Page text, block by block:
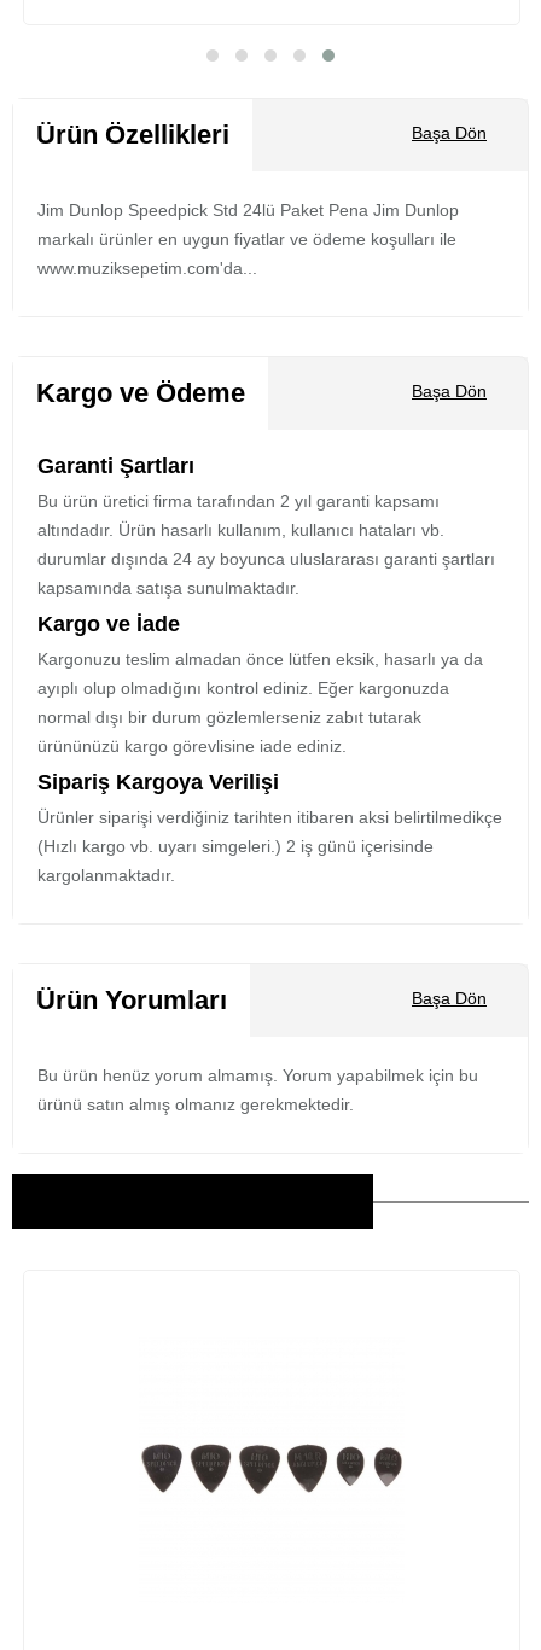
Ürün Özellikleri Başa Dön
Jim Dunlop Speedpick Std 24lü Paket Pena Jim Dunlop
markalı ürünler en uygun fiyatlar ve ödeme koşulları ile
www.muziksepetim.com'da...
Kargo ve Ödeme Başa Dön
Garanti Şartları
Bu ürün üretici firma tarafından 2 yıl garanti kapsamı
altındadır. Ürün hasarlı kullanım, kullanıcı hataları vb.
durumlar dışında 24 ay boyunca uluslararası garanti şartları
kapsamında satışa sunulmaktadır.
Kargo ve İade
Kargonuzu teslim almadan önce lütfen eksik, hasarlı ya da
ayıplı olup olmadığını kontrol ediniz. Eğer kargonuzda
normal dışı bir durum gözlemlerseniz zabıt tutarak
ürününüzü kargo görevlisine iade ediniz.
Sipariş Kargoya Verilişi
Ürünler siparişi verdiğiniz tarihten itibaren aksi belirtilmedikçe
(Hızlı kargo vb. uyarı simgeleri.) 2 iş günü içerisinde
kargolanmaktadır.
Ürün Yorumları Başa Dön
Bu ürün henüz yorum almamış. Yorum yapabilmek için bu
ürünü satın almış olmanız gerekmektedir.